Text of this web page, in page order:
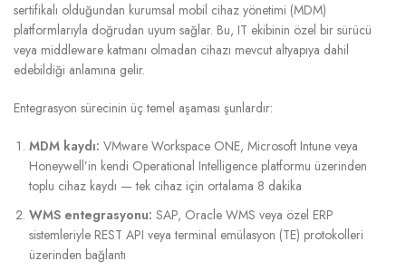
sertifikalı olduğundan kurumsal mobil cihaz yönetimi (MDM)
platformlarıyla doğrudan uyum sağlar. Bu, IT ekibinin özel bir sürücü
veya middleware katmanı olmadan cihazı mevcut altyapıya dahil
edebildiği anlamına gelir.
Entegrasyon sürecinin üç temel aşaması şunlardır:
MDM kaydı: VMware Workspace ONE, Microsoft Intune veya
Honeywell’in kendi Operational Intelligence platformu üzerinden
toplu cihaz kaydı — tek cihaz için ortalama 8 dakika
WMS entegrasyonu: SAP, Oracle WMS veya özel ERP
sistemleriyle REST API veya terminal emülasyon (TE) protokolleri
üzerinden bağlantı